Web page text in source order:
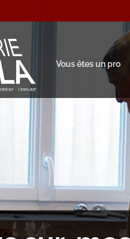
Vous êtes un pro